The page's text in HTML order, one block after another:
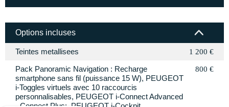
Options incluses
Teintes metallisees 1 200 €
Pack Panoramic Navigation : Recharge
smartphone sans fil (puissance 15 W), PEUGEOT
i-Toggles virtuels avec 10 raccourcis
personnalisables, PEUGEOT i-Connect Advanced
800 €